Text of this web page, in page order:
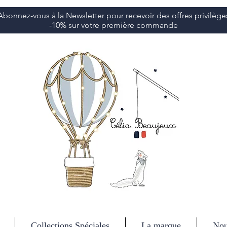
vous à la Newsletter pour recevoir des offres
-10% sur votre première commande